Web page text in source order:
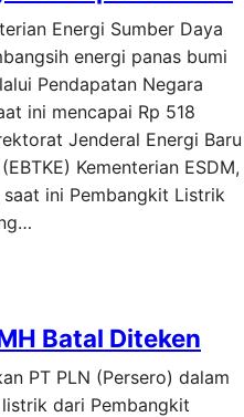
Energi Sumber Daya
energi panas bumi
Pendapatan Negara‎
ini mencapai Rp 518
Jenderal Energi Baru
Kementerian ESDM,
ini Pembangkit Listrik
Batal Diteken
PT PLN (Persero) dalam
dari Pembangkit